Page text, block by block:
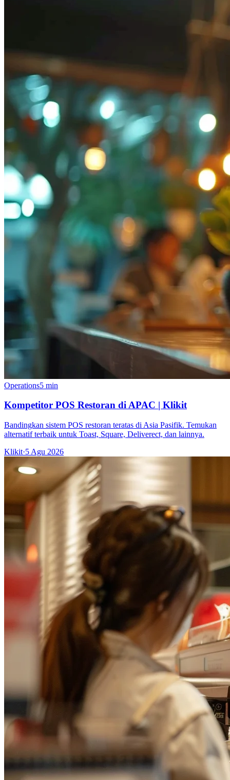
Operations5 min
Kompetitor POS Restoran di APAC | Klikit
Bandingkan sistem POS restoran teratas di Asia Pasifik. Temukan
alternatif terbaik untuk Toast, Square, Deliverect, dan lainnya.
Klikit·5 Agu 2026